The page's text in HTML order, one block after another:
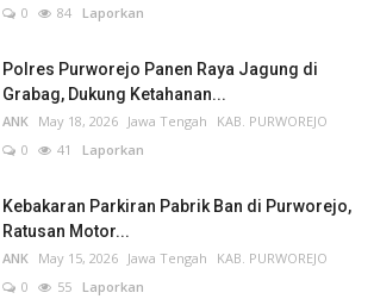
0
84 Laporkan
Polres Purworejo Panen Raya Jagung di
Grabag, Dukung Ketahanan...
ANK May 18, 2026 Jawa Tengah
KAB. PURWOREJO
0
41 Laporkan
Kebakaran Parkiran Pabrik Ban di Purworejo,
Ratusan Motor...
ANK May 15, 2026 Jawa Tengah
KAB. PURWOREJO
0
55 Laporkan